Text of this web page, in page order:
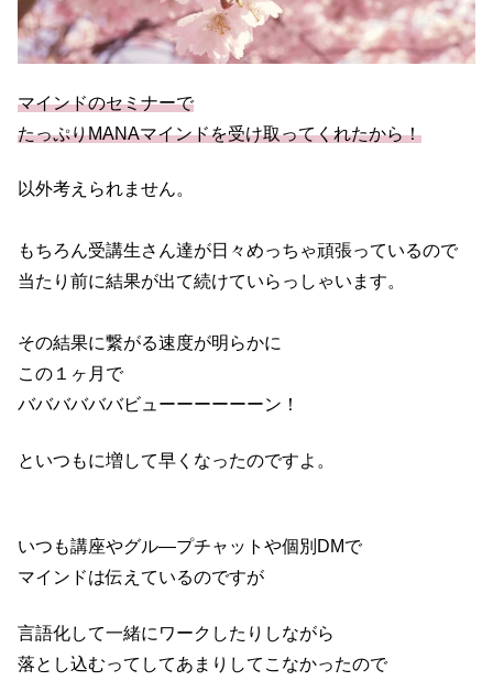
マインドのセミナーで
たっぷりMANAマインドを受け取ってくれたから！
以外考えられません。
もちろん受講生さん達が日々めっちゃ頑張っているので
当たり前に結果が出て続けていらっしゃいます。
その結果に繋がる速度が明らかに
この１ヶ月で
ババババババビューーーーーーン！
といつもに増して早くなったのですよ。
いつも講座やグル―プチャットや個別DMで
マインドは伝えているのですが
言語化して一緒にワークしたりしながら
落とし込むってしてあまりしてこなかったので